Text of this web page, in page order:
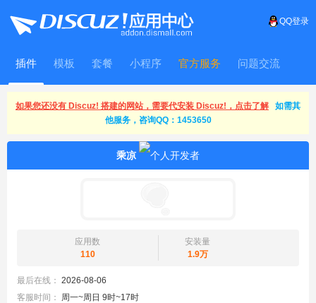
QQ登录
插件 模板 套餐 小程序 官方服务 问题交流
WitFrame
如果您还没有 Discuz! 搭建的网站，需要代安装 Discuz!，点击了解
如需其
他服务，咨询QQ：1453650
乘凉
应用数
110
安装量
1.9万
最后在线： 2026-08-06
客服时间：
周一~周日 9时~17时